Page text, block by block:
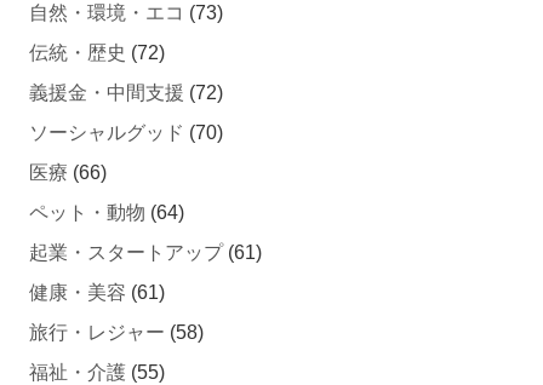
自然・環境・エコ (73)
伝統・歴史 (72)
義援金・中間支援 (72)
ソーシャルグッド (70)
医療 (66)
ペット・動物 (64)
起業・スタートアップ(61)
健康・美容 (61)
旅行・レジャー (58)
福祉・介護 (55)